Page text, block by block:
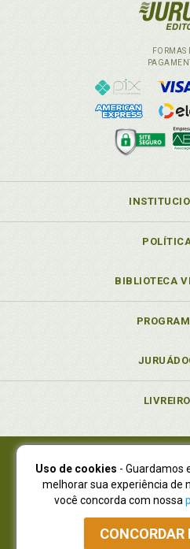
FORMAS
BIBLIOTECA
Juruá Editora Ltda.,
Juruá Informática Ltda.,
NOVO ENDEREÇO:R. Flávio
Curitiba - Paraná -
Atendimento: (41) 4009-3900|
Uso de cookies - Guardamos
melhorar sua experiência de
você concorda com nossa
CONCORDAR